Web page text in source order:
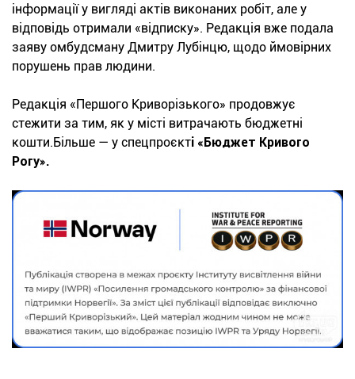
інформації у вигляді актів виконаних робіт, але у
відповідь отримали «відписку». Редакція вже подала
заяву омбудсману Дмитру Лубінцю, щодо ймовірних
порушень прав людини.
Редакція «Першого Криворізького» продовжує
стежити за тим, як у місті витрачають бюджетні
кошти.Більше — у спецпроєкті «Бюджет Кривого
Рогу».